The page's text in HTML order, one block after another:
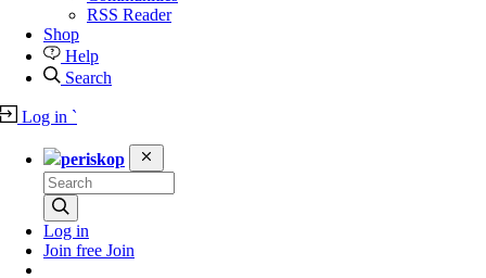
RSS Reader
Shop
Help
Search
Log in `
periskop
Log in
Join free Join